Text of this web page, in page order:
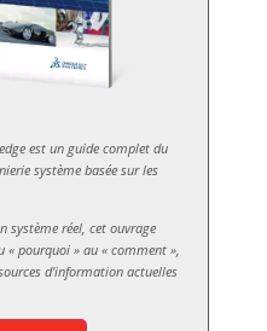
est un guide complet du
système basée sur les
système réel, cet ouvrage
pourquoi » au « comment »,
d'information actuelles